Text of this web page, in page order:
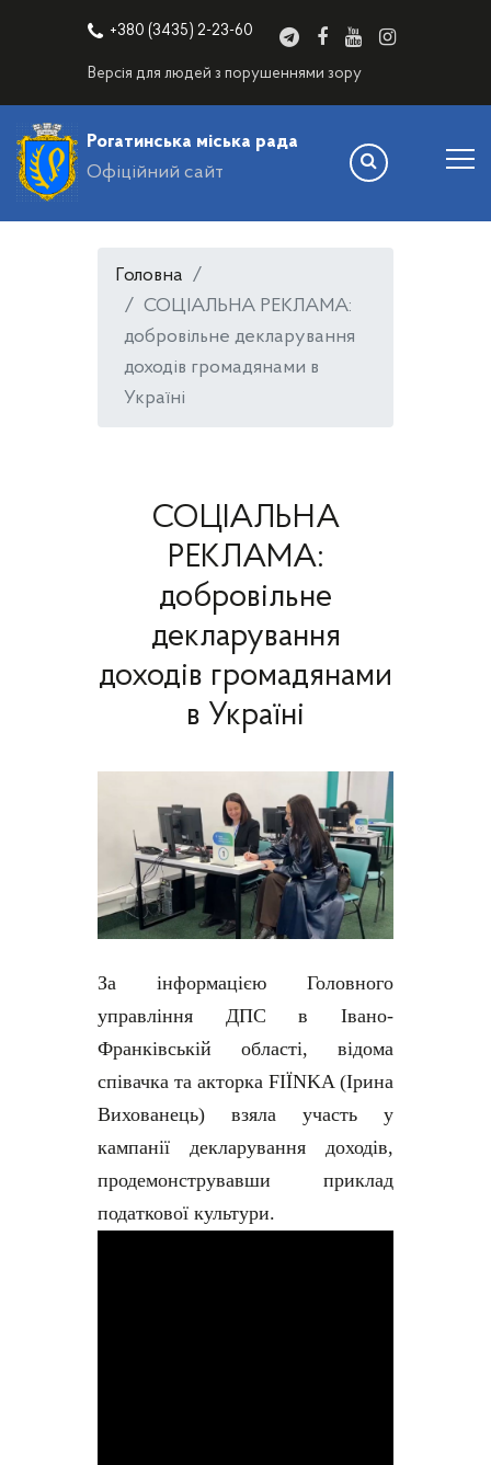
+380 (3435) 2-23-60
Версія для людей з порушеннями зору
Рогатинська міська рада
Офіційний сайт
Головна
СОЦІАЛЬНА РЕКЛАМА:
добровільне декларування
доходів громадянами в
Україні
СОЦІАЛЬНА
РЕКЛАМА:
добровільне
декларування
доходів громадянами
в Україні
За інформацією Головного
управління ДПС в Івано-
Франківській області, відома
співачка та акторка FIЇNKA (Ірина
Вихованець) взяла участь у
кампанії декларування доходів,
продемонструвавши приклад
податкової культури.